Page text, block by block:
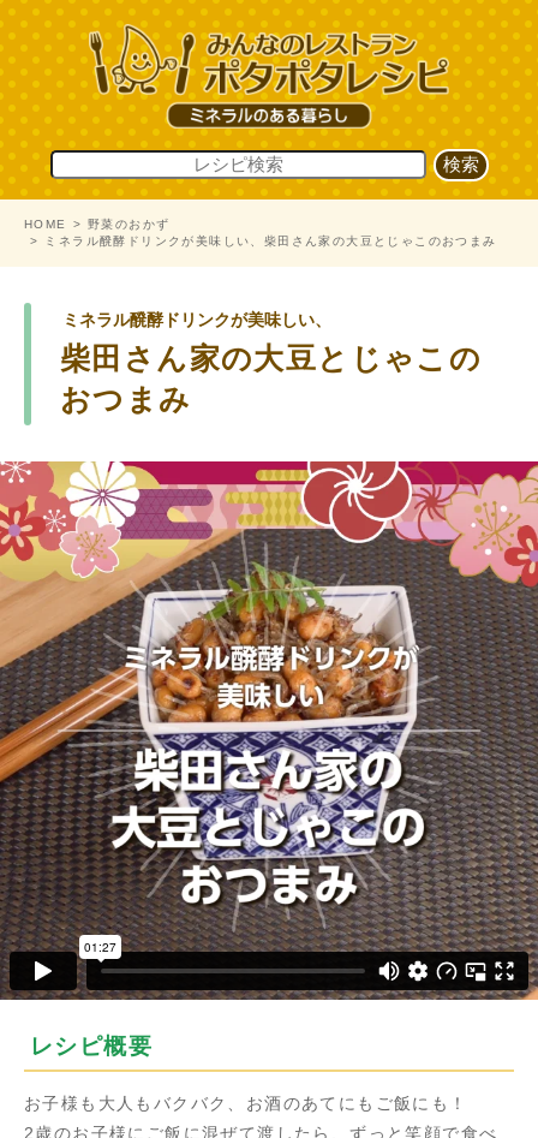
HOME
野菜のおかず
ミネラル醗酵ドリンクが美味しい、柴田さん家の大豆とじゃこのおつまみ
ミネラル醗酵ドリンクが美味しい、
柴田さん家の大豆とじゃこの
おつまみ
レシピ概要
お子様も大人もバクバク、お酒のあてにもご飯にも！
2歳のお子様にご飯に混ぜて渡したら、ずっと笑顔で食べ